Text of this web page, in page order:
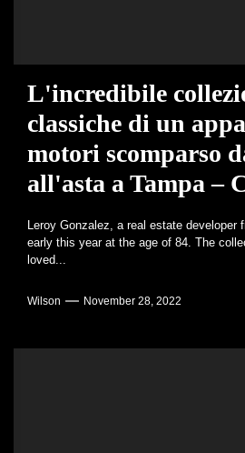
L'incredibile
classiche di un
motori scomparso
all'asta a Tampa –
Leroy Gonzalez, a real estate developer
early this year at the age of 84. The
loved...
Wilson November 28, 2022